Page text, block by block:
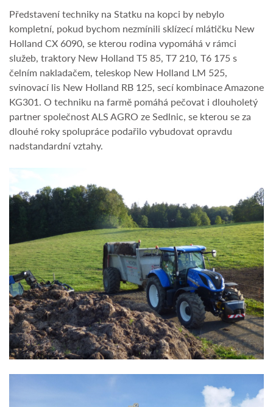
Představení techniky na Statku na kopci by nebylo
kompletní, pokud bychom nezmínili sklízecí mlátičku New
Holland CX 6090, se kterou rodina vypomáhá v rámci
služeb, traktory New Holland T5 85, T7 210, T6 175 s
čelním nakladačem, teleskop New Holland LM 525,
svinovací lis New Holland RB 125, secí kombinace Amazone
KG301. O techniku na farmě pomáhá pečovat i dlouholetý
partner společnost ALS AGRO ze Sedlnic, se kterou se za
dlouhé roky spolupráce podařilo vybudovat opravdu
nadstandardní vztahy.